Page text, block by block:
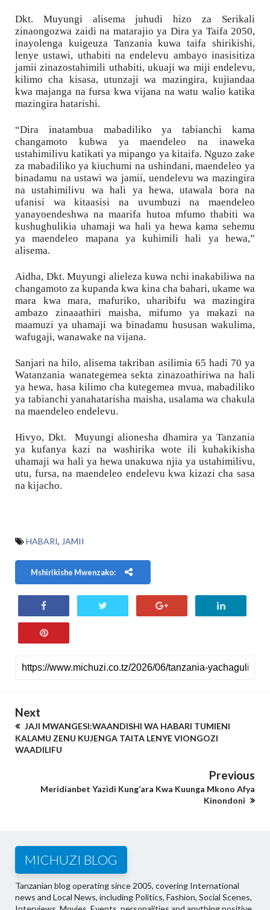
Dkt. Muyungi alisema juhudi hizo za Serikali
zinaongozwa zaidi na matarajio ya Dira ya Taifa 2050,
inayolenga kuigeuza Tanzania kuwa taifa shirikishi,
lenye ustawi, uthabiti na endelevu ambayo inasisitiza
jamii zinazostahimili uthabiti, ukuaji wa miji endelevu,
kilimo cha kisasa, utunzaji wa mazingira, kujiandaa
kwa majanga na fursa kwa vijana na watu walio katika
mazingira hatarishi.
“Dira inatambua mabadiliko ya tabianchi kama
changamoto kubwa ya maendeleo na inaweka
ustahimilivu katikati ya mipango ya kitaifa. Nguzo zake
za mabadiliko ya kiuchumi na ushindani, maendeleo ya
binadamu na ustawi wa jamii, uendelevu wa mazingira
na ustahimilivu wa hali ya hewa, utawala bora na
ufanisi wa kitaasisi na uvumbuzi na maendeleo
yanayoendeshwa na maarifa hutoa mfumo thabiti wa
kushughulikia uhamaji wa hali ya hewa kama sehemu
ya maendeleo mapana ya kuhimili hali ya hewa,”
alisema.
Aidha, Dkt. Muyungi alieleza kuwa nchi inakabiliwa na
changamoto za kupanda kwa kina cha bahari, ukame wa
mara kwa mara, mafuriko, uharibifu wa mazingira
ambazo zinaaathiri maisha, mifumo ya makazi na
maamuzi ya uhamaji wa binadamu hususan wakulima,
wafugaji, wanawake na vijana.
Sanjari na hilo, alisema takriban asilimia 65 hadi 70 ya
Watanzania wanategemea sekta zinazoathiriwa na hali
ya hewa, hasa kilimo cha kutegemea mvua, mabadiliko
ya tabianchi yanahatarisha maisha, usalama wa chakula
na maendeleo endelevu.
Hivyo, Dkt.  Muyungi alionesha dhamira ya Tanzania
ya kufanya kazi na washirika wote ili kuhakikisha
uhamaji wa hali ya hewa unakuwa njia ya ustahimilivu,
utu, fursa, na maendeleo endelevu kwa kizazi cha sasa
na kijacho.
HABARI, JAMII
Mshirikishe Mwenzako:
Next
JAJI MWANGESI:WAANDISHI WA HABARI TUMIENI
KALAMU ZENU KUJENGA TAITA LENYE VIONGOZI
WAADILIFU
Previous
Meridianbet Yazidi Kung’ara Kwa Kuunga Mkono Afya
Kinondoni
MICHUZI BLOG
Tanzanian blog operating since 2005, covering International
news and Local News, including Politics, Fashion, Social Scenes,